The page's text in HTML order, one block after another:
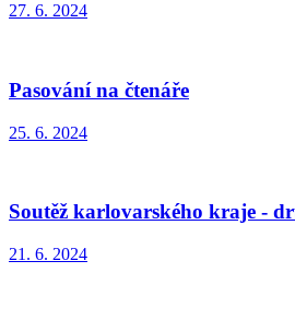
27. 6. 2024
Pasování na čtenáře
25. 6. 2024
Soutěž karlovarského kraje -
21. 6. 2024